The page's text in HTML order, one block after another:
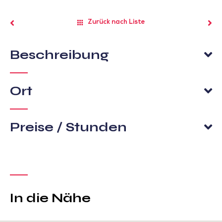
Zurück nach Liste
Beschreibung
Ort
Preise / Stunden
In die Nähe